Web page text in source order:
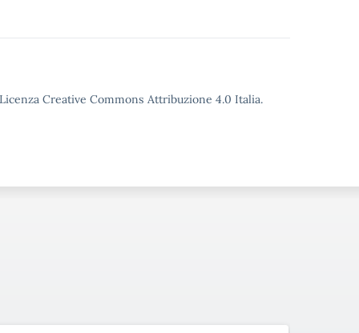
Creative Commons Attribuzione 4.0 Italia.